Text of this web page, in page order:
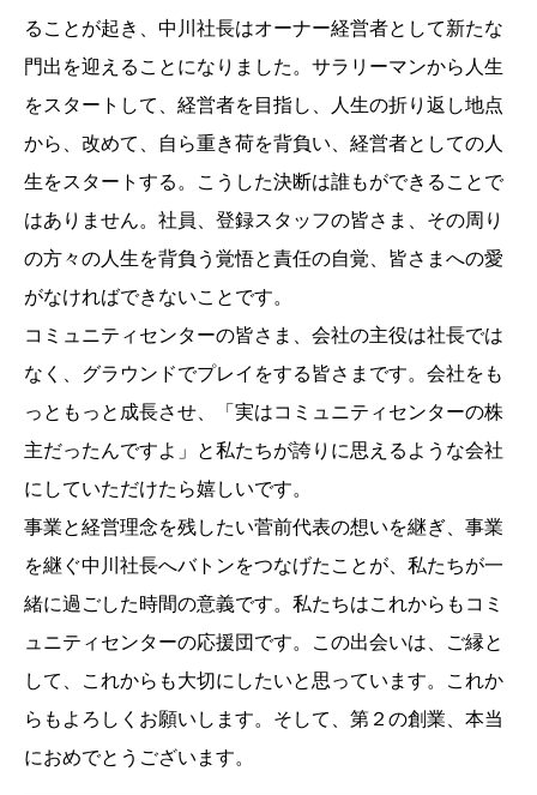
ることが起き、中川社長はオーナー経営者として新たな
門出を迎えることになりました。サラリーマンから人生
をスタートして、経営者を目指し、人生の折り返し地点
から、改めて、自ら重き荷を背負い、経営者としての人
生をスタートする。こうした決断は誰もができることで
はありません。社員、登録スタッフの皆さま、その周り
の方々の人生を背負う覚悟と責任の自覚、皆さまへの愛
がなければできないことです。
コミュニティセンターの皆さま、会社の主役は社長では
なく、グラウンドでプレイをする皆さまです。会社をも
っともっと成長させ、「実はコミュニティセンターの株
主だったんですよ」と私たちが誇りに思えるような会社
にしていただけたら嬉しいです。
事業と経営理念を残したい菅前代表の想いを継ぎ、事業
を継ぐ中川社長へバトンをつなげたことが、私たちが一
緒に過ごした時間の意義です。私たちはこれからもコミ
ュニティセンターの応援団です。この出会いは、ご縁と
して、これからも大切にしたいと思っています。これか
らもよろしくお願いします。そして、第２の創業、本当
におめでとうございます。